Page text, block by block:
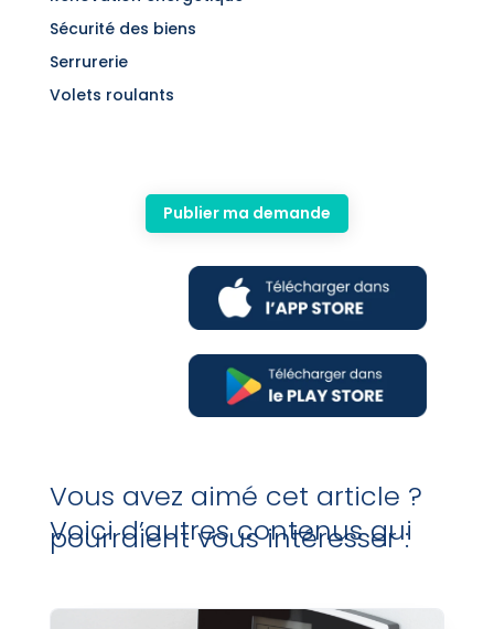
Sécurité des biens
Serrurerie
Volets roulants
Publier ma demande
Vous avez aimé cet article ?
Voici d’autres contenus qui
pourraient vous intéresser :